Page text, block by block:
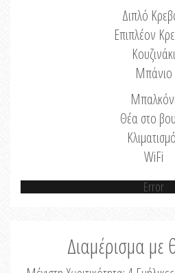
Διπλό
Επιπλέον
Κουζινάκι
Μπάνιο
Θέα στο
WiFi
Error
Διαμέρισμα με